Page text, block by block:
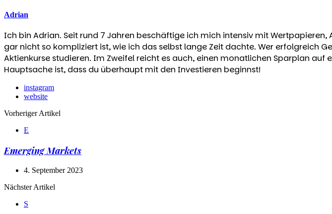
Adrian
Ich bin Adrian. Seit rund 7 Jahren beschäftige ich mich intensiv mit
gar nicht so kompliziert ist, wie ich das selbst lange Zeit dachte. Wer erfolgreich
Aktienkurse studieren. Im Zweifel reicht es auch, einen monatlichen Sparplan auf
Hauptsache ist, dass du überhaupt mit den Investieren beginnst!
instagram
website
Post
navigation
Vorheriger Artikel
E
Emerging Markets
4. September 2023
Nächster Artikel
S